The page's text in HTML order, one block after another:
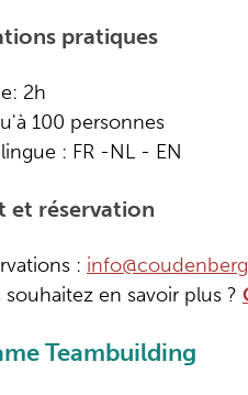
pratiques
2h
100 personnes
: FR -NL - EN
et réservation
:
souhaitez en savoir plus ?
Teambuilding